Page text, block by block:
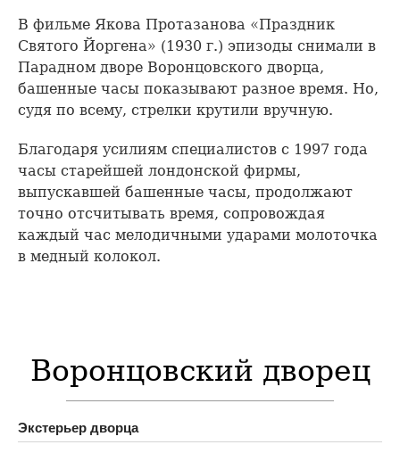
В фильме Якова Протазанова «Праздник
Святого Йоргена» (1930 г.) эпизоды снимали в
Парадном дворе Воронцовского дворца,
башенные часы показывают разное время. Но,
судя по всему, стрелки крутили вручную.
Благодаря усилиям специалистов с 1997 года
часы старейшей лондонской фирмы,
выпускавшей башенные часы, продолжают
точно отсчитывать время, сопровождая
каждый час мелодичными ударами молоточка
в медный колокол.
Воронцовский дворец
Экстерьер дворца